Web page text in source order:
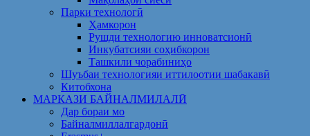
Парки технологӣ
Ҳамкорон
Рушди технологию инноватсионӣ
Инкубатсияи соҳибкорон
Ташкили чорабиниҳо
Шуъбаи технологияи иттилоотии шабакавӣ
Китобхона
МАРКАЗИ БАЙНАЛМИЛАЛӢ
Дар бораи мо
Байналмиллалгардонӣ